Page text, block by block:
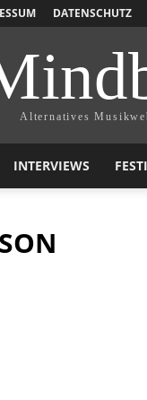
DATENSCHUTZ
Alternatives
INTERVIEWS